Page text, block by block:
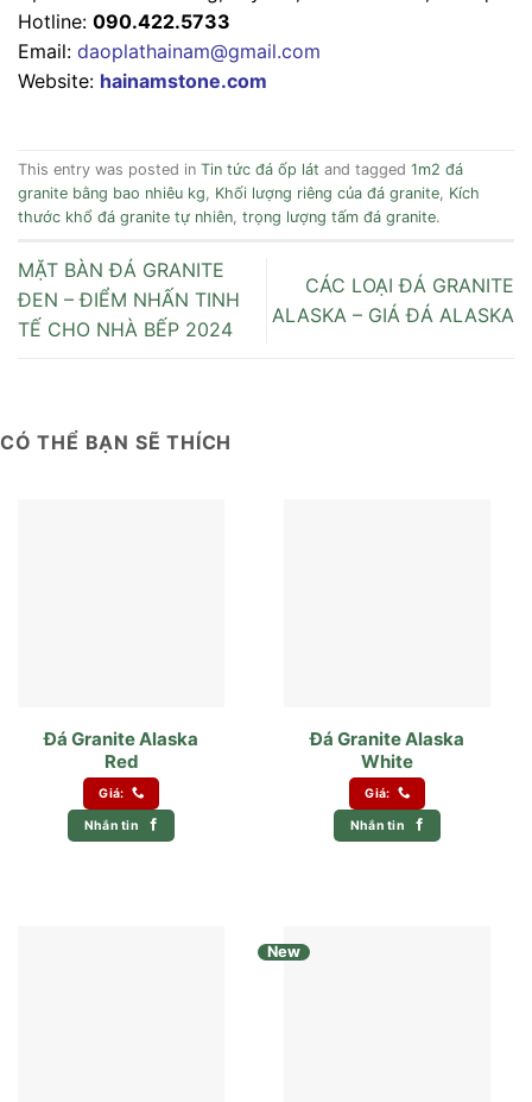
Hotline: 090.422.5733
Email: daoplathainam@gmail.com
Website: hainamstone.com
This entry was posted in Tin tức đá ốp lát and tagged 1m2 đá
granite bằng bao nhiêu kg, Khối lượng riêng của đá granite, Kích
thước khổ đá granite tự nhiên, trọng lượng tấm đá granite.
MẶT BÀN ĐÁ GRANITE
ĐEN – ĐIỂM NHẤN TINH
TẾ CHO NHÀ BẾP 2024
CÁC LOẠI ĐÁ GRANITE
ALASKA – GIÁ ĐÁ ALASKA
CÓ THỂ BẠN SẼ THÍCH
Đá Granite Alaska
Red
Giá:
Nhắn tin
Đá Granite Alaska
White
Giá:
Nhắn tin
New